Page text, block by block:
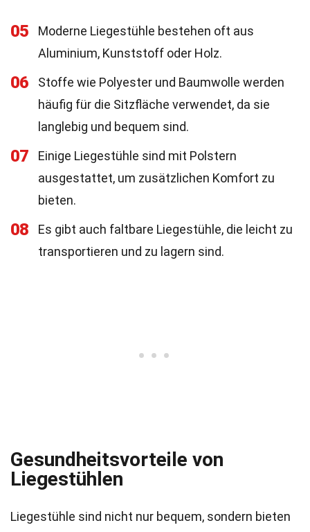
05
Moderne Liegestühle bestehen oft aus
Aluminium, Kunststoff oder Holz.
06
Stoffe wie Polyester und Baumwolle werden
häufig für die Sitzfläche verwendet, da sie
langlebig und bequem sind.
07
Einige Liegestühle sind mit Polstern
ausgestattet, um zusätzlichen Komfort zu
bieten.
08
Es gibt auch faltbare Liegestühle, die leicht zu
transportieren und zu lagern sind.
Gesundheitsvorteile von
Liegestühlen
Liegestühle sind nicht nur bequem, sondern bieten